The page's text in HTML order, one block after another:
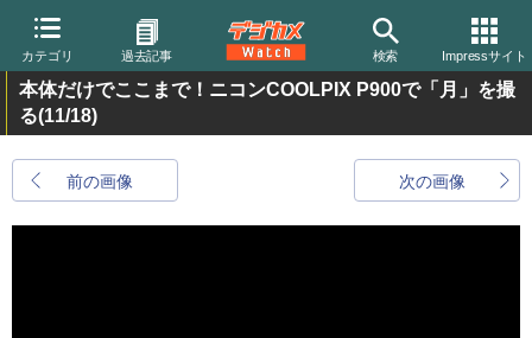
カテゴリ 過去記事 検索 Impressサイト
本体だけでここまで！ニコンCOOLPIX P900で「月」を撮
る(11/18)
前の画像 次の画像